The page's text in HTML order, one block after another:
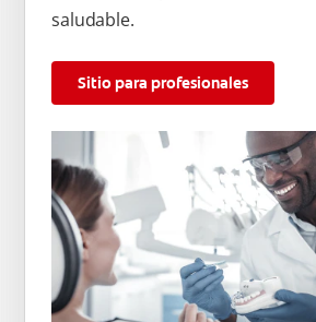
saludable.
Sitio para profesionales